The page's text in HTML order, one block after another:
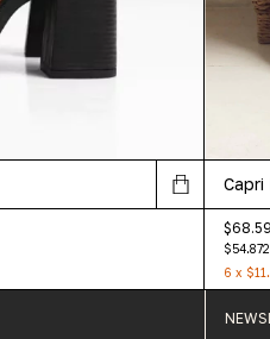
Capri
$54.872
6 x